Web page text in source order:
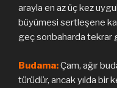
arayla en az üç kez
büyümesi sertleşene
geç sonbaharda tekrar
Budama:Çam, ağır
türüdür, ancak yılda bir